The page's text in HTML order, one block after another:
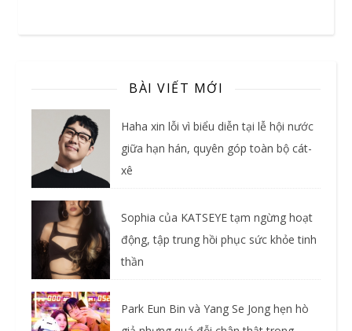
BÀI VIẾT MỚI
Haha xin lỗi vì biểu diễn tại lễ hội nước
giữa hạn hán, quyên góp toàn bộ cát-
xê
Sophia của KATSEYE tạm ngừng hoạt
động, tập trung hồi phục sức khỏe tinh
thần
Park Eun Bin và Yang Se Jong hẹn hò